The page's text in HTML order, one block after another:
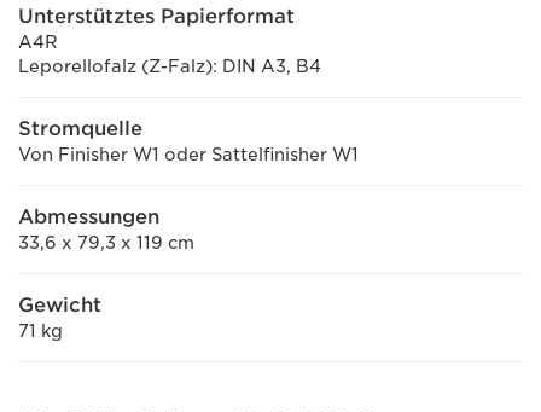
Unterstütztes Papierformat
A4R
Leporellofalz (Z-Falz): DIN A3, B4
Stromquelle
Von Finisher W1 oder Sattelfinisher W1
Abmessungen
33,6 x 79,3 x 119 cm
Gewicht
71 kg